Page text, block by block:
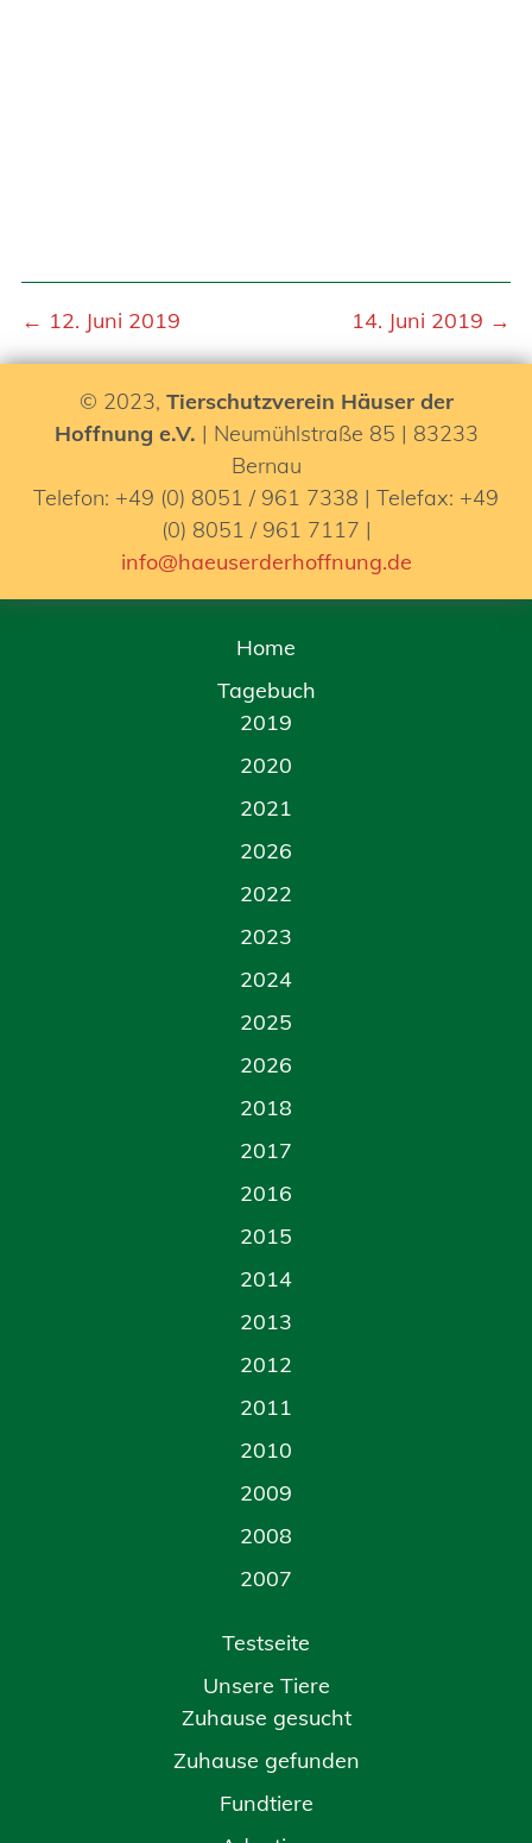
← 12. Juni 2019 14. Juni 2019 →
© 2023, Tierschutzverein Häuser der
Hoffnung e.V. | Neumühlstraße 85 | 83233
Bernau
Telefon: +49 (0) 8051 / 961 7338 | Telefax: +49
(0) 8051 / 961 7117 |
info@haeuserderhoffnung.de
Home
Tagebuch
2019
2020
2021
2026
2022
2023
2024
2025
2026
2018
2017
2016
2015
2014
2013
2012
2011
2010
2009
2008
2007
Testseite
Unsere Tiere
Zuhause gesucht
Zuhause gefunden
Fundtiere